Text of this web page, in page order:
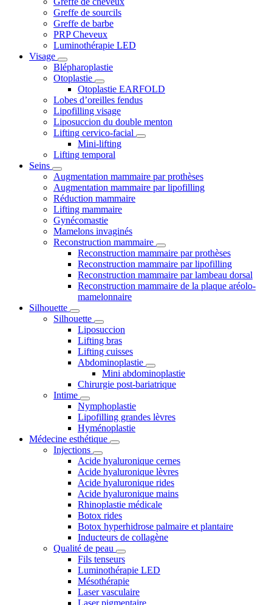
Greffe de sourcils
Greffe de barbe
PRP Cheveux
Luminothérapie LED
Visage
Blépharoplastie
Otoplastie
Otoplastie EARFOLD
Lobes d’oreilles fendus
Lipofilling visage
Liposuccion du double menton
Lifting cervico-facial
Mini-lifting
Lifting temporal
Seins
Augmentation mammaire par prothèses
Augmentation mammaire par lipofilling
Réduction mammaire
Lifting mammaire
Gynécomastie
Mamelons invaginés
Reconstruction mammaire
Reconstruction mammaire par prothèses
Reconstruction mammaire par lipofilling
Reconstruction mammaire par lambeau dorsal
Reconstruction mammaire de la plaque aréolo-
mamelonnaire
Silhouette
Silhouette
Liposuccion
Lifting bras
Lifting cuisses
Abdominoplastie
Mini abdominoplastie
Chirurgie post-bariatrique
Intime
Nymphoplastie
Lipofilling grandes lèvres
Hyménoplastie
Médecine esthétique
Injections
Acide hyaluronique cernes
Acide hyaluronique lèvres
Acide hyaluronique rides
Acide hyaluronique mains
Rhinoplastie médicale
Botox rides
Botox hyperhidrose palmaire et plantaire
Inducteurs de collagène
Qualité de peau
Fils tenseurs
Luminothérapie LED
Mésothérapie
Laser vasculaire
Laser pigmentaire